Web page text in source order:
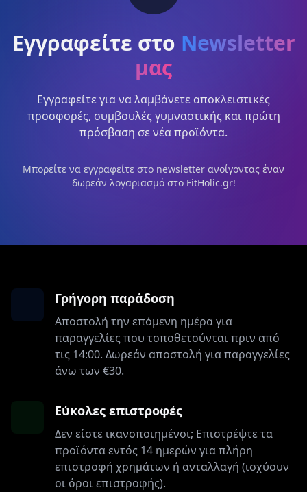
Εγγραφείτε στο Newsletter
μας
Εγγραφείτε για να λαμβάνετε αποκλειστικές
προσφορές, συμβουλές γυμναστικής και πρώτη
πρόσβαση σε νέα προϊόντα.
Μπορείτε να εγγραφείτε στο newsletter ανοίγοντας έναν
δωρεάν λογαριασμό στο FitHolic.gr!
Γρήγορη παράδοση
Αποστολή την επόμενη ημέρα για
παραγγελίες που τοποθετούνται πριν από
τις 14:00. Δωρεάν αποστολή για παραγγελίες
άνω των €30.
Εύκολες επιστροφές
Δεν είστε ικανοποιημένοι; Επιστρέψτε τα
προϊόντα εντός 14 ημερών για πλήρη
επιστροφή χρημάτων ή ανταλλαγή (ισχύουν
οι όροι επιστροφής).